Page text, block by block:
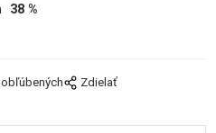
38 %
Zdielať